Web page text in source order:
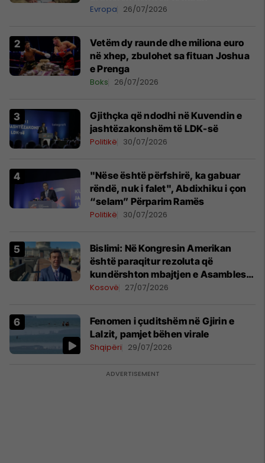
Evropa 26/07/2026
Vetëm dy raunde dhe miliona euro
në xhep, zbulohet sa fituan Joshua
e Prenga
Boks 26/07/2026
Gjithçka që ndodhi në Kuvendin e
jashtëzakonshëm të LDK-së
Politikë 30/07/2026
"Nëse është përfshirë, ka gabuar
rëndë, nuk i falet", Abdixhiku i çon
“selam” Përparim Ramës
Politikë 30/07/2026
Bislimi: Në Kongresin Amerikan
është paraqitur rezoluta që
kundërshton mbajtjen e Asamblesë
Parlamentare të OSBE-së në
Kosovë 27/07/2026
Fenomen i çuditshëm në Gjirin e
Lalzit, pamjet bëhen virale
Shqipëri 29/07/2026